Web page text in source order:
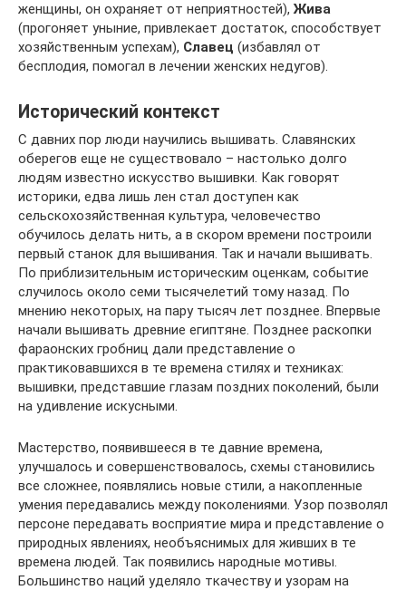
женщины, он охраняет от неприятностей), Жива
(прогоняет уныние, привлекает достаток, способствует
хозяйственным успехам), Славец (избавлял от
бесплодия, помогал в лечении женских недугов).
Исторический контекст
С давних пор люди научились вышивать. Славянских
оберегов еще не существовало – настолько долго
людям известно искусство вышивки. Как говорят
историки, едва лишь лен стал доступен как
сельскохозяйственная культура, человечество
обучилось делать нить, а в скором времени построили
первый станок для вышивания. Так и начали вышивать.
По приблизительным историческим оценкам, событие
случилось около семи тысячелетий тому назад. По
мнению некоторых, на пару тысяч лет позднее. Впервые
начали вышивать древние египтяне. Позднее раскопки
фараонских гробниц дали представление о
практиковавшихся в те времена стилях и техниках:
вышивки, представшие глазам поздних поколений, были
на удивление искусными.
Мастерство, появившееся в те давние времена,
улучшалось и совершенствовалось, схемы становились
все сложнее, появлялись новые стили, а накопленные
умения передавались между поколениями. Узор позволял
персоне передавать восприятие мира и представление о
природных явлениях, необъяснимых для живших в те
времена людей. Так появились народные мотивы.
Большинство наций уделяло ткачеству и узорам на